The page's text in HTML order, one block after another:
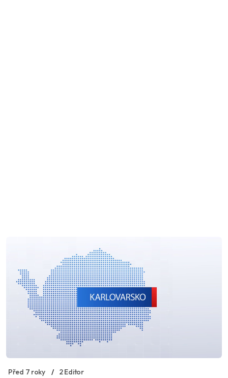
Před 7 roky 2 Editor